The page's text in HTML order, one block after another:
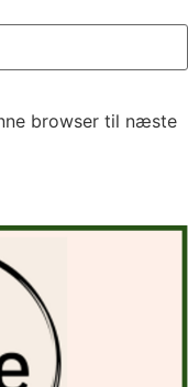
browser til næste